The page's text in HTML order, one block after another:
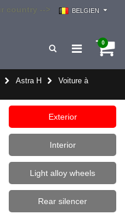
BELGIEN
0
Astra H
Voiture à
Exterior
Interior
Light alloy wheels
Rear silencer